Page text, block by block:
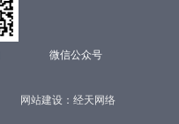
微信公众号
网站建设： 经天网络